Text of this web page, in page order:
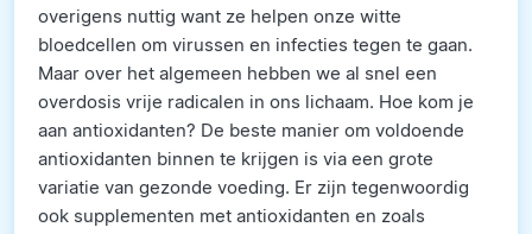
overigens nuttig want ze helpen onze witte
bloedcellen om virussen en infecties tegen te gaan.
Maar over het algemeen hebben we al snel een
overdosis vrije radicalen in ons lichaam. Hoe kom je
aan antioxidanten? De beste manier om voldoende
antioxidanten binnen te krijgen is via een grote
variatie van gezonde voeding. Er zijn tegenwoordig
ook supplementen met antioxidanten en zoals